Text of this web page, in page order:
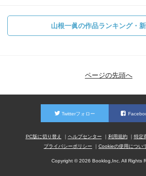
山根一眞の作品ランキング・
ページの先頭へ
Twitterフォロー
PC版に切り替え ヘルプセンター 利用規約
特定
プライバシーポリシー
Cookieの使用につい
Copyright © 2026 Booklog,Inc. All Rights